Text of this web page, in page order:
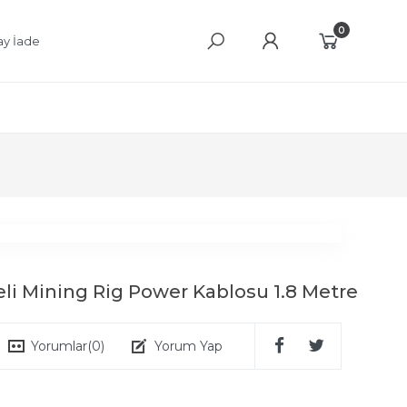
İade
0
Mining Rig Power Kablosu 1.8 Metre
Yorumlar(0) Yorum Yap